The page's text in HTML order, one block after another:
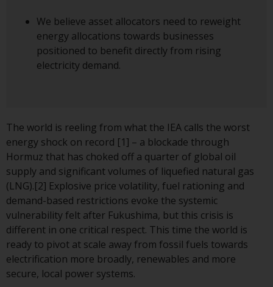
gesetzlichen und behördlichen
Anforderungen und sind
möglicherweise nicht in allen
Gerichtsbarkeiten verfügbar. Auf
dieser Website erwähnte
relevanten Gerichtsbarkeiten
gemäß den Europäischen
Richtlinien zur Koordinierung von
Gesetzen, Vorschriften und
Verwaltungsvorschriften in Bezug
auf Organismen für gemeinsame
Anlagen in Wertpapieren
(UCITS/OGAW) (Richtlinie
2009/65/EG ) und die Richtlinie
über die Verwalter alternativer
Investmentfonds (Richtlinie
We believe asset allocators need to reweight
energy allocations towards businesses
positioned to benefit directly from rising
electricity demand.
The world is reeling from what the IEA calls the worst
energy shock on record [1] – a blockade through
Hormuz that has choked off a quarter of global oil
supply and significant volumes of liquefied natural gas
(LNG).[2] Explosive price volatility, fuel rationing and
demand-based restrictions evoke the systemic
vulnerability felt after Fukushima, but this crisis is
different in one critical respect. This time the world is
ready to pivot at scale away from fossil fuels towards
electrification more broadly, renewables and more
secure, local power systems.